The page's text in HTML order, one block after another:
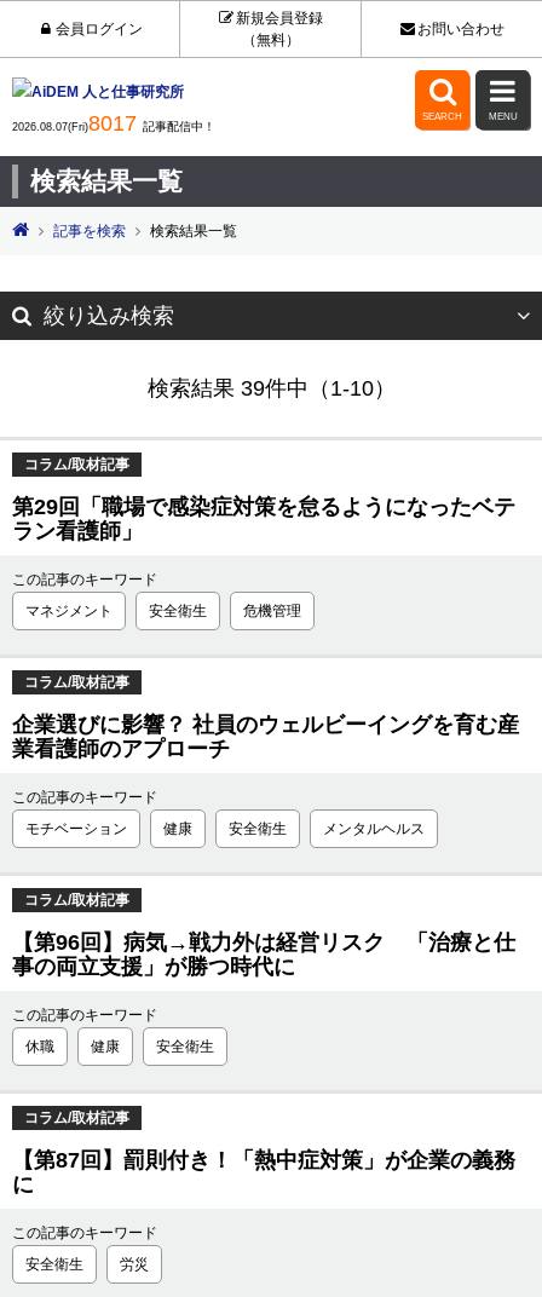
会員ログイン
新規会員登録
（無料）
お問い合わせ
2026.08.07(Fri)8017 記事配信中！

SEARCH

MENU
検索結果一覧
記事を検索 検索結果一覧
絞り込み検索
検索結果 39件中（1-10）
コラム/取材記事
第29回「職場で感染症対策を怠るようになったベテ
ラン看護師」
この記事のキーワード
マネジメント
安全衛生 危機管理
コラム/取材記事
企業選びに影響？ 社員のウェルビーイングを育む産
業看護師のアプローチ
この記事のキーワード
モチベーション
健康 安全衛生 メンタルヘルス
コラム/取材記事
【第96回】病気→戦力外は経営リスク 「治療と仕
事の両立支援」が勝つ時代に
この記事のキーワード
休職
健康 安全衛生
コラム/取材記事
【第87回】罰則付き！「熱中症対策」が企業の義務
に
この記事のキーワード
安全衛生
労災